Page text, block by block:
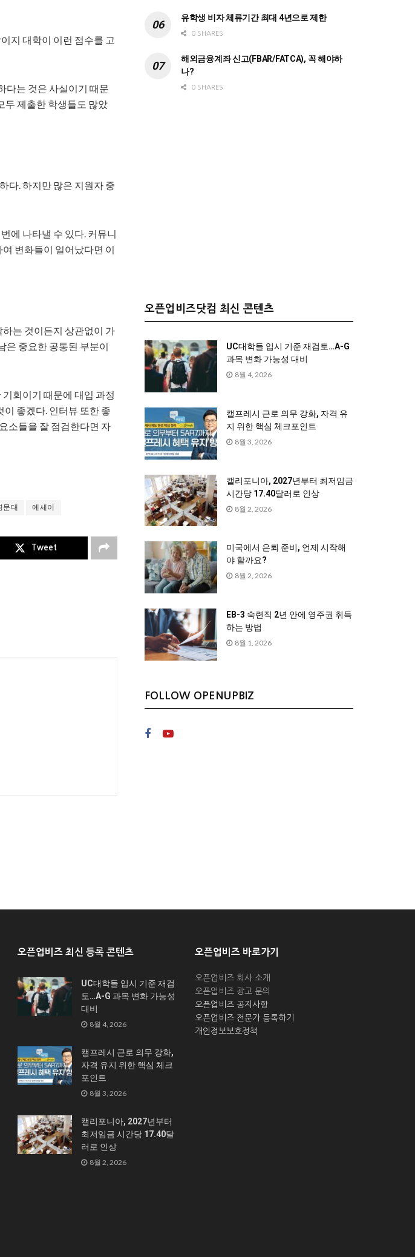
지 대학이 이런 점수를 고
다는 것은 사실이기 때문
두 제출한 학생들도 많았
다. 하지만 많은 지원자 중
에 나타낼 수 있다. 커뮤니
변화들이 일어났다면 이
는 것이든지 상관없이 가
은 중요한 공통된 부분이
회이기 때문에 대입 과정
좋겠다. 인터뷰 또한 좋
소들을 잘 점검한다면 자
문대 에세이
Tweet
유학생 비자 체류기간 최대 4년으로 제한
0 SHARES
해외금융계좌 신고(FBAR/FATCA), 꼭 해야하
나?
0 SHARES
오픈업비즈닷컴 최신 콘텐츠
UC대학들 입시 기준 재검토…A-G
과목 변화 가능성 대비
8월 4, 2026
캘프레시 근로 의무 강화, 자격 유
지 위한 핵심 체크포인트
8월 3, 2026
캘리포니아, 2027년부터 최저임금
시간당 17.40달러로 인상
8월 2, 2026
미국에서 은퇴 준비, 언제 시작해
야 할까요?
8월 2, 2026
EB-3 숙련직 2년 안에 영주권 취득
하는 방법
8월 1, 2026
FOLLOW OPENUPBIZ
오픈업비즈 최신 등록 콘텐츠
UC대학들 입시 기준 재검
토…A-G 과목 변화 가능성
대비
8월 4, 2026
캘프레시 근로 의무 강화,
자격 유지 위한 핵심 체크
포인트
8월 3, 2026
캘리포니아, 2027년부터
최저임금 시간당 17.40달
러로 인상
8월 2, 2026
오픈업비즈 바로가기
오픈업비즈 회사 소개
오픈업비즈 광고 문의
오픈업비즈 공지사항
오픈업비즈 전문가 등록하기
개인정보보호정책